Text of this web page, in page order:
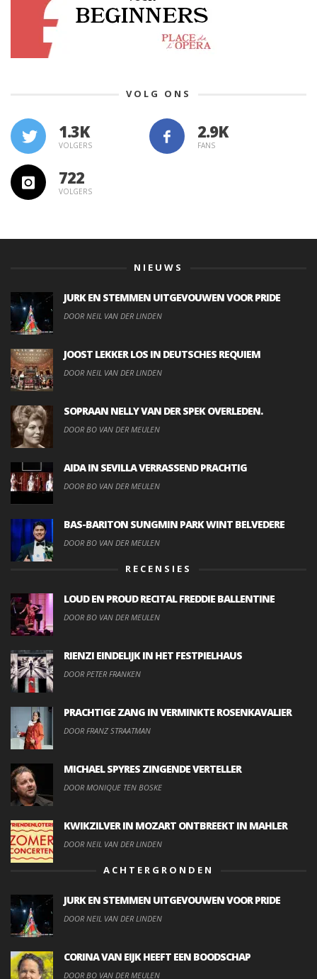
VOLG ONS
1.3K
VOLGERS FANS
722
VOLGERS
NIEUWS
JURK EN STEMMEN UITGEVOUWEN VOOR PRIDE
DOOR NEIL VAN DER LINDEN
JOOST LEKKER LOS IN DEUTSCHES REQUIEM
DOOR NEIL VAN DER LINDEN
SOPRAAN NELLY VAN DER SPEK OVERLEDEN.
DOOR BO VAN DER MEULEN
AIDA IN SEVILLA VERRASSEND PRACHTIG
DOOR BO VAN DER MEULEN
BAS-BARITON SUNGMIN PARK WINT BELVEDERE
DOOR BO VAN DER MEULEN
RECENSIES
LOUD EN PROUD RECITAL FREDDIE BALLENTINE
DOOR BO VAN DER MEULEN
RIENZI EINDELIJK IN HET FESTPIELHAUS
DOOR PETER FRANKEN
PRACHTIGE ZANG IN VERMINKTE ROSENKAVALIER
DOOR FRANZ STRAATMAN
MICHAEL SPYRES ZINGENDE VERTELLER
DOOR MONIQUE TEN BOSKE
KWIKZILVER IN MOZART ONTBREEKT IN MAHLER
DOOR NEIL VAN DER LINDEN
ACHTERGRONDEN
JURK EN STEMMEN UITGEVOUWEN VOOR PRIDE
DOOR NEIL VAN DER LINDEN
CORINA VAN EIJK HEEFT EEN BOODSCHAP
DOOR BO VAN DER MEULEN